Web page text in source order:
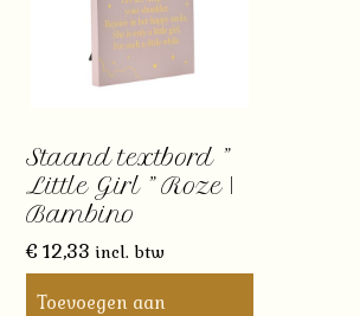
Staand textbord ”
Little Girl ” Roze |
Bambino
€ 12,33 incl. btw
Toevoegen aan